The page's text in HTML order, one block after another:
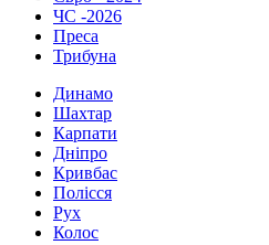
ЧС -2026
Преса
Трибуна
Динамо
Шахтар
Карпати
Дніпро
Кривбас
Полісся
Рух
Колос